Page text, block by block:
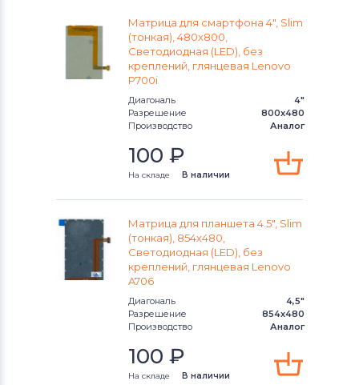
Модули и экраны для смартфонов
Модули и экраны для смартфонов
Модули и экраны для смартфонов
ZTE
Модули и экраны для смартфонов
OnePlus
Модули и экраны для смартфонов
Модули и экраны для смартфонов
Матрица для смартфона 4", Slim
(тонкая), 480x800,
Светодиодная (LED), без
креплений, глянцевая Lenovo
P700i
Диагональ
4"
Разрешение
800x480
Производство
Аналог
100 ₽
На складе В наличии
Матрица для планшета 4.5", Slim
(тонкая), 854х480,
Светодиодная (LED), без
креплений, глянцевая Lenovo
A706
Диагональ
4,5"
Разрешение
854x480
Производство
Аналог
100 ₽
На складе В наличии